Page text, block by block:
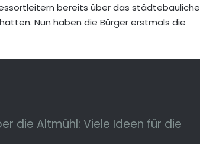
bereits über das städtebauliche
Nun haben die Bürger erstmals die
die Altmühl: Viele Ideen für die